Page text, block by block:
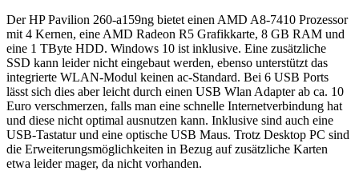
Der HP Pavilion 260-a159ng bietet einen AMD A8-7410 Prozessor
mit 4 Kernen, eine AMD Radeon R5 Grafikkarte, 8 GB RAM und
eine 1 TByte HDD. Windows 10 ist inklusive. Eine zusätzliche
SSD kann leider nicht eingebaut werden, ebenso unterstützt das
integrierte WLAN-Modul keinen ac-Standard. Bei 6 USB Ports
lässt sich dies aber leicht durch einen USB Wlan Adapter ab ca. 10
Euro verschmerzen, falls man eine schnelle Internetverbindung hat
und diese nicht optimal ausnutzen kann. Inklusive sind auch eine
USB-Tastatur und eine optische USB Maus. Trotz Desktop PC sind
die Erweiterungsmöglichkeiten in Bezug auf zusätzliche Karten
etwa leider mager, da nicht vorhanden.